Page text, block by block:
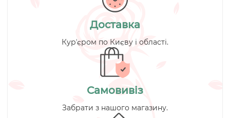
Доставка
Курʼєром по Києву і області.
Самовивіз
Забрати з нашого магазину.